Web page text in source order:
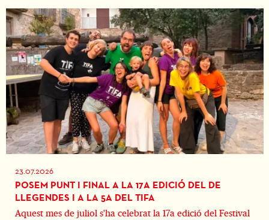
23.07.2026
POSEM PUNT I FINAL A LA 17A EDICIÓ DEL DE
LLEGENDES I A LA 5A DEL TIFA
Aquest mes de juliol s'ha celebrat la 17a edició del Festival